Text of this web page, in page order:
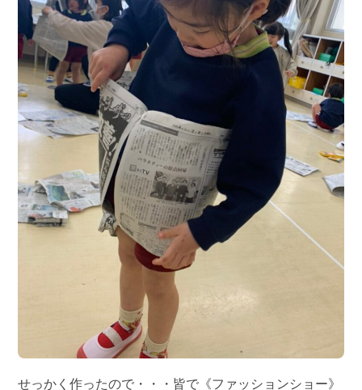
せっかく作ったので・・・皆で《ファッションショー》